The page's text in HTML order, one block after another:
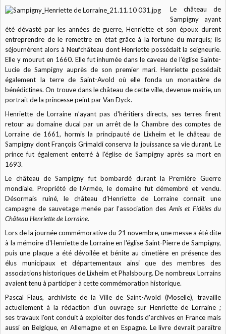
Le château de
Sampigny ayant
été dévasté par les années de guerre, Henriette et son époux durent
entreprendre de le remettre en état grâce à la fortune du marquis; ils
séjournèrent alors à Neufchâteau dont Henriette possédait la seigneurie.
Elle y mourut en 1660. Elle fut inhumée dans le caveau de l’église Sainte-
Lucie de Sampigny auprès de son premier mari. Henriette possédait
également la terre de Saint-Avold où elle fonda un monastère de
bénédictines. On trouve dans le château de cette ville, devenue mairie, un
portrait de la princesse peint par Van Dyck.
Henriette de Lorraine n’ayant pas d'héritiers directs, ses terres firent
retour au domaine ducal par un arrêt de la Chambre des comptes de
Lorraine de 1661, hormis la principauté de Lixheim et le château de
Sampigny dont François Grimaldi conserva la jouissance sa vie durant. Le
prince fut également enterré à l'église de Sampigny après sa mort en
1693.
Le château de Sampigny fut bombardé durant la Première Guerre
mondiale. Propriété de l’Armée, le domaine fut démembré et vendu.
Désormais ruiné, le château d’Henriette de Lorraine connaît une
campagne de sauvetage menée par l’association des Amis et Fidèles du
Château Henriette de Lorraine.
Lors de la journée commémorative du 21 novembre, une messe a été dite
à la mémoire d'Henriette de Lorraine en l'église Saint-Pierre de Sampigny,
puis une plaque a été dévoilée et bénite au cimetière en présence des
élus municipaux et départementaux ainsi que des membres des
associations historiques de Lixheim et Phalsbourg. De nombreux Lorrains
avaient tenu à participer à cette commémoration historique.
Pascal Flaus, archiviste de la Ville de Saint-Avold (Moselle), travaille
actuellement à la rédaction d'un ouvrage sur Henriette de Lorraine ;
ses travaux l'ont conduit à exploiter des fonds d'archives en France mais
aussi en Belgique, en Allemagne et en Espagne. Le livre devrait paraître